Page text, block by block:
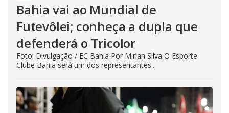
Bahia vai ao Mundial de
Futevôlei; conheça a dupla que
defenderá o Tricolor
Foto: Divulgação / EC Bahia Por Mirian Silva O Esporte
Clube Bahia será um dos representantes...